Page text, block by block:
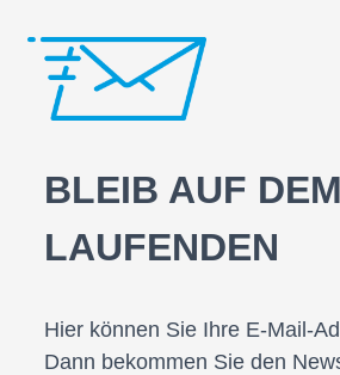
BLEIB AUF DEM
LAUFENDEN
Hier können Sie Ihre E-Mail-
Dann bekommen Sie den